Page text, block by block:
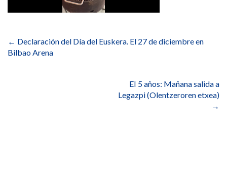
de
entradas
← Declaración del Día del Euskera. El 27 de diciembre en
Bilbao Arena
EI 5 años: Mañana salida a
Legazpi (Olentzeroren etxea)
→